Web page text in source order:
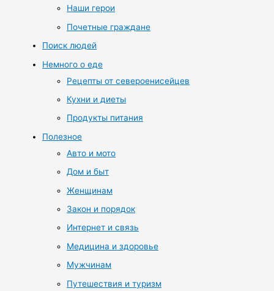
Наши герои
Почетные граждане
Поиск людей
Немного о еде
Рецепты от североенисейцев
Кухни и диеты
Продукты питания
Полезное
Авто и мото
Дом и быт
Женщинам
Закон и порядок
Интернет и связь
Медицина и здоровье
Мужчинам
Путешествия и туризм